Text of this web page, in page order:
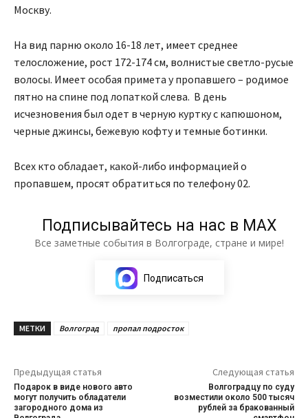
Москву.
На вид парню около 16-18 лет, имеет среднее
телосложение, рост 172-174 см, волнистые светло-русые
волосы. Имеет особая примета у пропавшего – родимое
пятно на спине под лопаткой слева. В день
исчезновения был одет в черную куртку с капюшоном,
черные джинсы, бежевую кофту и темные ботинки.
Всех кто обладает, какой-либо информацией о
пропавшем, просят обратиться по телефону 02.
Подписывайтесь на нас в МАХ
Все заметные события в Волгограде, стране и мире!
Подписаться
МЕТКИ Волгоград пропал подросток
Предыдущая статья
Подарок в виде нового авто
могут получить обладатели
загородного дома из
Следующая статья
Волгоградцу по суду
возместили около 500 тысяч
рублей за бракованный